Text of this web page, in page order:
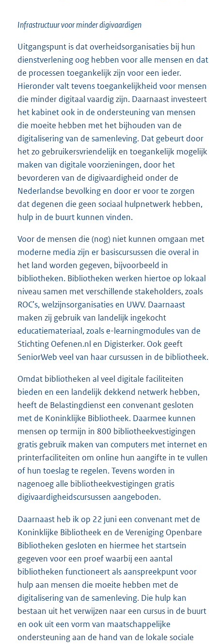
Infrastructuur voor minder digivaardigen
Uitgangspunt is dat overheidsorganisaties bij hun
dienstverlening oog hebben voor alle mensen en dat
de processen toegankelijk zijn voor een ieder.
Hieronder valt tevens toegankelijkheid voor mensen
die minder digitaal vaardig zijn. Daarnaast investeert
het kabinet ook in de ondersteuning van mensen
die moeite hebben met het bijhouden van de
digitalisering van de samenleving. Dat gebeurt door
het zo gebruikersvriendelijk en toegankelijk mogelijk
maken van digitale voorzieningen, door het
bevorderen van de digivaardigheid onder de
Nederlandse bevolking en door er voor te zorgen
dat degenen die geen sociaal hulpnetwerk hebben,
hulp in de buurt kunnen vinden.
Voor de mensen die (nog) niet kunnen omgaan met
moderne media zijn er basiscursussen die overal in
het land worden gegeven, bijvoorbeeld in
bibliotheken. Bibliotheken werken hiertoe op lokaal
niveau samen met verschillende stakeholders, zoals
ROC’s, welzijnsorganisaties en UWV. Daarnaast
maken zij gebruik van landelijk ingekocht
educatiemateriaal, zoals e-learningmodules van de
Stichting Oefenen.nl en Digisterker. Ook geeft
SeniorWeb veel van haar cursussen in de bibliotheek.
Omdat bibliotheken al veel digitale faciliteiten
bieden en een landelijk dekkend netwerk hebben,
heeft de Belastingdienst een convenant gesloten
met de Koninklijke Bibliotheek. Daarmee kunnen
mensen op termijn in 800 bibliotheekvestigingen
gratis gebruik maken van computers met internet en
printerfaciliteiten om online hun aangifte in te vullen
of hun toeslag te regelen. Tevens worden in
nagenoeg alle bibliotheekvestigingen gratis
digivaardigheidscursussen aangeboden.
Daarnaast heb ik op 22 juni een convenant met de
Koninklijke Bibliotheek en de Vereniging Openbare
Bibliotheken gesloten en hiermee het startsein
gegeven voor een proef waarbij een aantal
bibliotheken functioneert als aanspreekpunt voor
hulp aan mensen die moeite hebben met de
digitalisering van de samenleving. Die hulp kan
bestaan uit het verwijzen naar een cursus in de buurt
en ook uit een vorm van maatschappelijke
ondersteuning aan de hand van de lokale sociale